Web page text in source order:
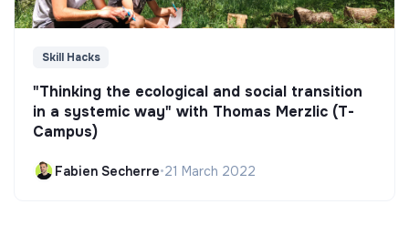
Skill Hacks
"Thinking the ecological and social transition
in a systemic way" with Thomas Merzlic (T-
Campus)
Fabien Secherre•21 March 2022